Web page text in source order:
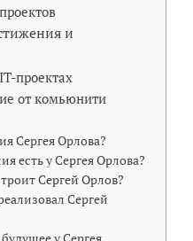
и
проектах
от комьюнити
Сергея Орлова?
есть у Сергея Орлова?
Сергей Орлов?
Сергей